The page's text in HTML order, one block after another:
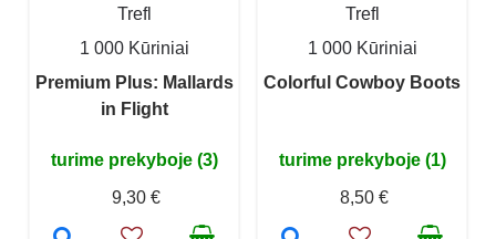
Trefl
1 000 Kūriniai
Premium Plus: Mallards
in Flight
turime prekyboje (3)
9,30 €
Trefl
1 000 Kūriniai
Colorful Cowboy Boots
turime prekyboje (1)
8,50 €